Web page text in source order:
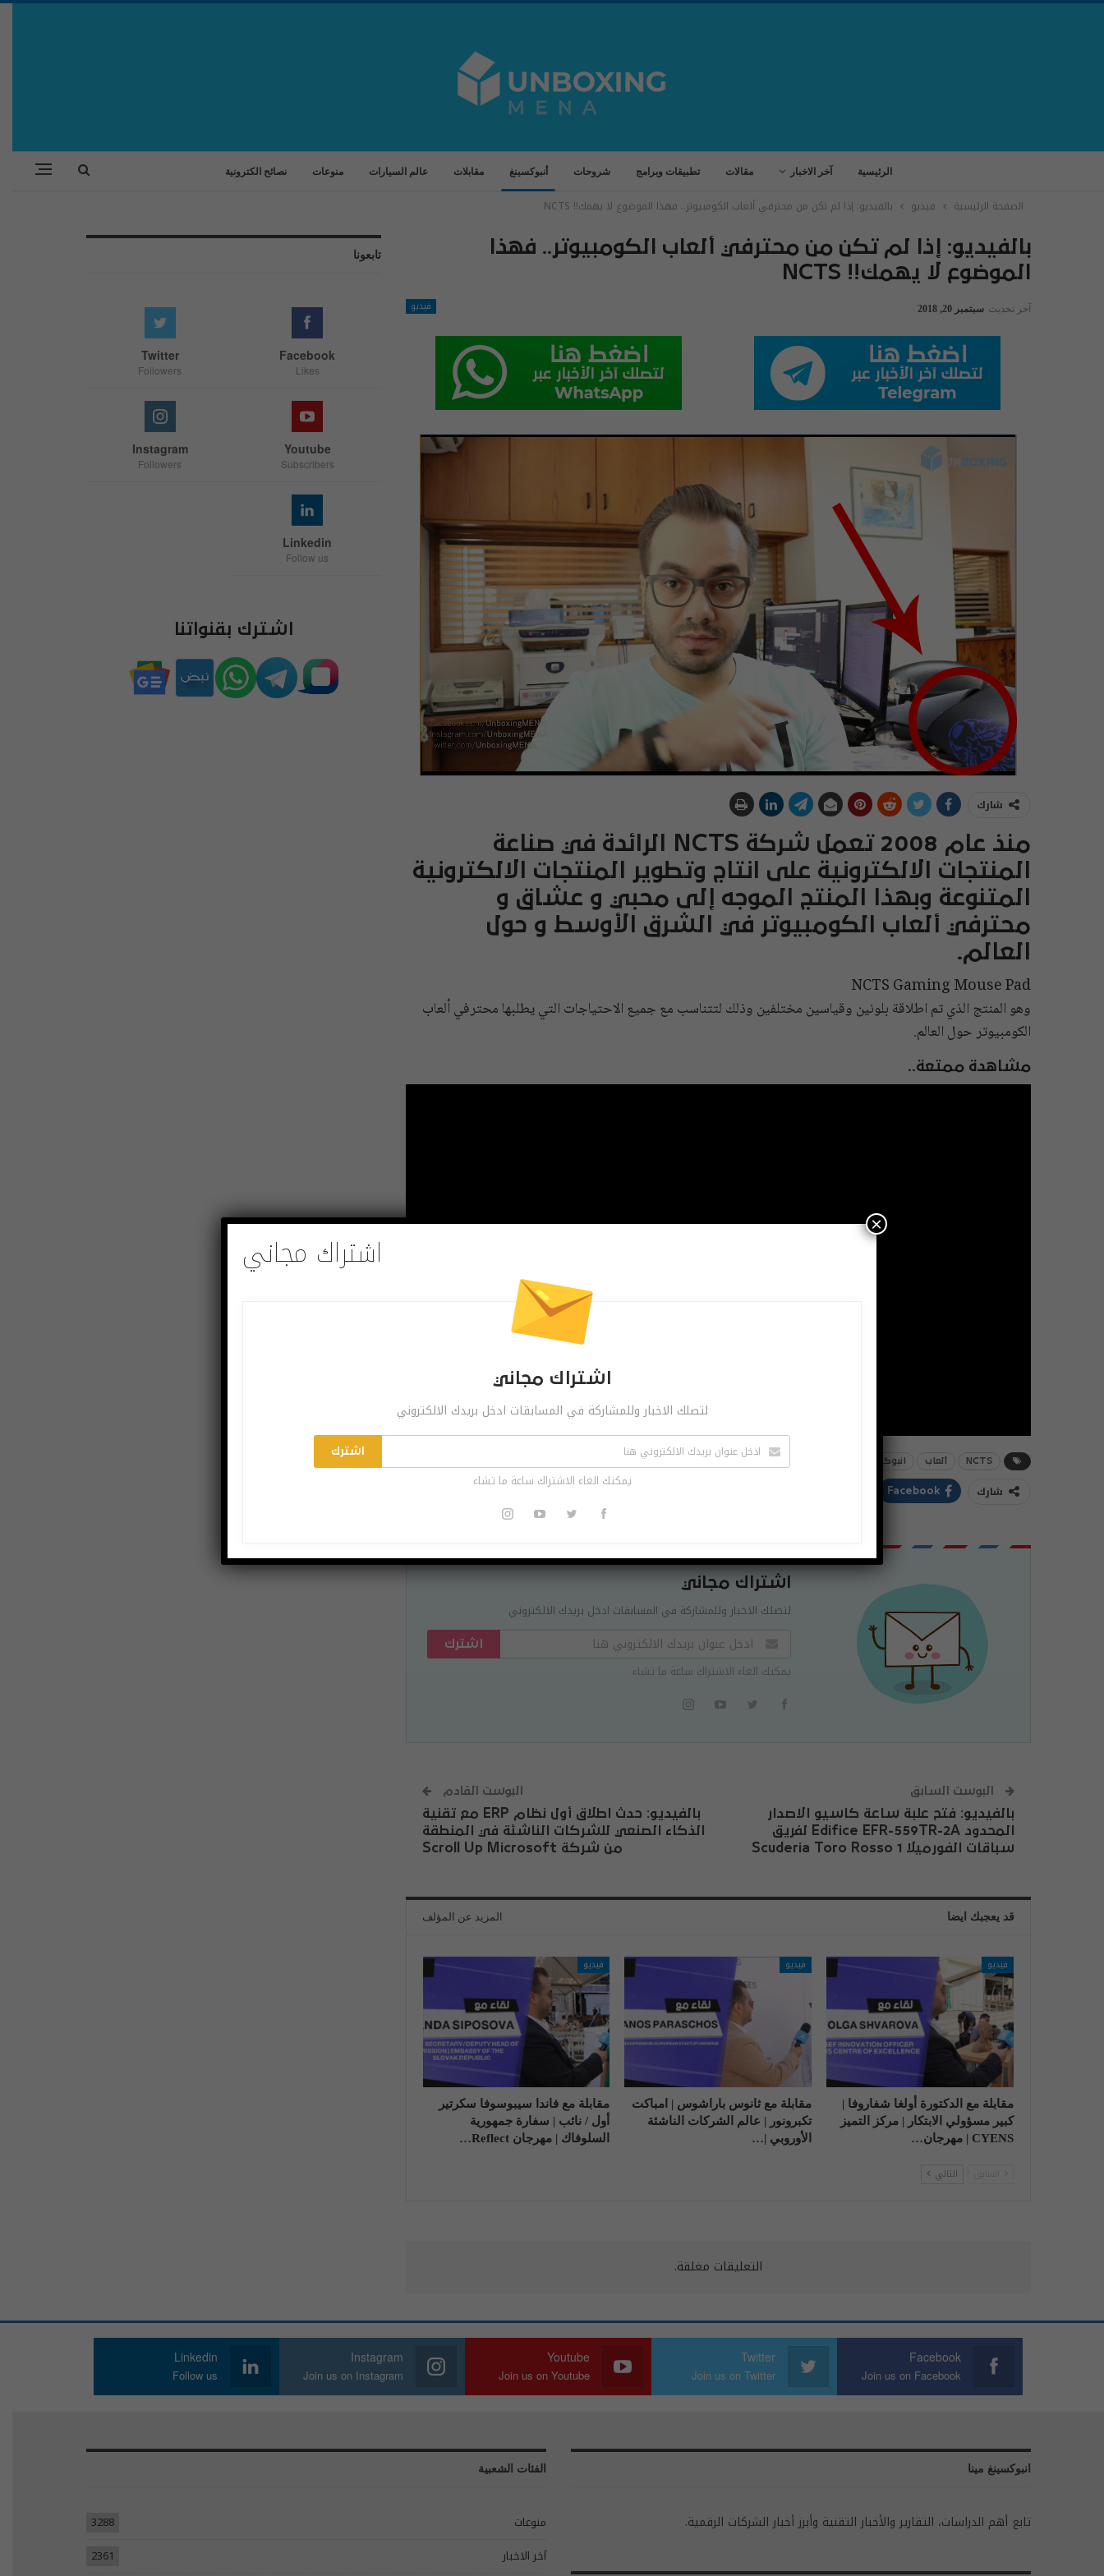
الرئيسية آخر الاخبار مقالات تطبيقات وبرامج شروحات أنبوكسينغ مقابلات عالم السيارات منوعات نصائح الكترونية
الصفحة الرئيسية فيديو بالفيديو: إذا لم تكن من محترفي ألعاب الكومبيوتر.. فهذا الموضوع لا يهمك!! NCTS
بالفيديو: إذا لم تكن من محترفي ألعاب الكومبيوتر.. فهذا
الموضوع لا يهمك!! NCTS
فيديو آخر تحديث سبتمبر 20, 2018
شارك
منذ عام 2008 تعمل شركة NCTS الرائدة في صناعة
المنتجات الالكترونية على انتاج وتطوير المنتجات الالكترونية
المتنوعة وبهذا المنتج الموجه إلى محبي و عشاق و
محترفي ألعاب الكومبيوتر في الشرق الأوسط و حول
العالم.
NCTS Gaming Mouse Pad
وهو المنتج الذي تم اطلاقة بلونين وقياسين مختلفين وذلك لتتناسب مع جميع الاحتياجات التي يطلبها محترفي ألعاب
الكومبيوتر حول العالم.
مشاهدة ممتعة..
NCTS ألعاب انبوكسينغ
شارك Facebook
اشتراك مجاني
لتصلك الاخبار وللمشاركة في المسابقات ادخل بريدك الالكتروني
اشترك
يمكنك الغاء الاشتراك ساعة ما تشاء
البوست السابق
بالفيديو: فتح علبة ساعة كاسيو الاصدار
المحدود Edifice EFR-559TR-2A لفريق
سباقات الفورميلا 1 Scuderia Toro Rosso
البوست القادم
بالفيديو: حدث اطلاق أول نظام ERP مع تقنية
الذكاء الصنعي للشركات الناشئة في المنطقة
من شركة Scroll Up Microsoft
قد يعجبك ايضا المزيد عن المؤلف
فيديو
مقابلة مع الدكتورة أولغا شفاروفا |
كبير مسؤولي الابتكار | مركز التميز
CYENS | مهرجان…
فيديو
مقابلة مع ثانوس باراشوس | امباكت
تكبرونور | عالم الشركات الناشئة
الأوروبي |…
فيديو
مقابلة مع فاندا سيبوسوفا سكرتير
أول / نائب | سفارة جمهورية
السلوفاك | مهرجان Reflect…
التالي
التعليقات مغلقة.
تابعونا
Facebook
Likes
Twitter
Followers
Youtube
Subscribers
Instagram
Followers
Linkedin
Follow us
اشترك بقنواتنا
Facebook
Join us on Facebook
Twitter
Join us on Twitter
Youtube
Join us on Youtube
Instagram
Join us on Instagram
Linkedin
Follow us
انبوكسينغ مينا
تابع أهم الدراسات، التقارير والأخبار التقنية وأبرز أخبار الشركات الرقمية.
الفئات الشعبية
منوعات
3288
آخر الاخبار
2361
اشتراك مجاني
اشتراك مجاني
لتصلك الاخبار وللمشاركة في المسابقات ادخل بريدك الالكتروني
اشترك
يمكنك الغاء الاشتراك ساعة ما تشاء
×